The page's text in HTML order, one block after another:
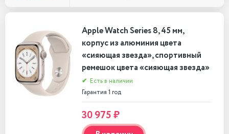
Apple Watch Series 8, 45 мм,
корпус из алюминия цвета
«сияющая звезда», спортивный
ремешок цвета «сияющая звезда»
✔ Есть в наличии
Гарантия 1 год
30 975 ₽